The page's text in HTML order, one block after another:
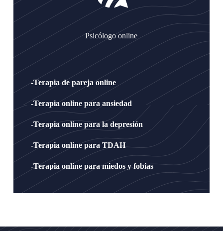
Psicólogo online
-Terapia de pareja online
-Terapia online para ansiedad
-Terapia online para la depresión
-Terapia online para TDAH
-Terapia online para miedos y fobias